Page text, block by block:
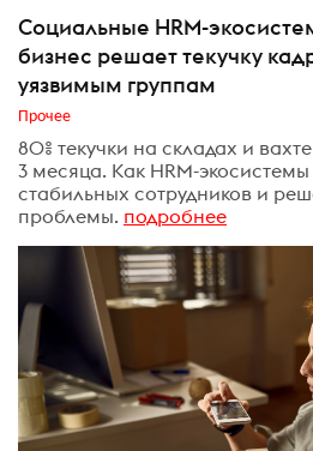
Социальные HRM-
бизнес решает текучку
уязвимым группам
Прочее
80% текучки на складах и
3 месяца. Как HRM-
стабильных сотрудников и
проблемы. подробнее